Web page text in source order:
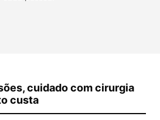
cuidado com cirurgia
custa